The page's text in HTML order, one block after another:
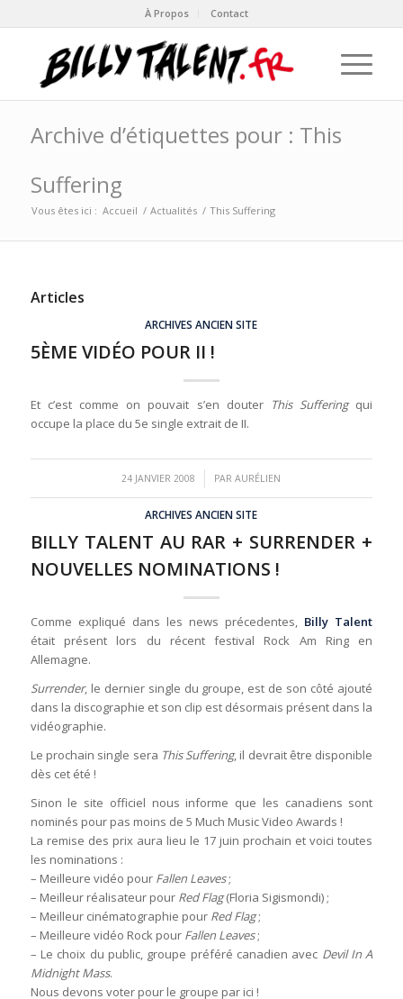
À Propos Contact
Archive d’étiquettes pour : This
Suffering
Vous êtes ici : Accueil / Actualités / This Suffering
Articles
ARCHIVES ANCIEN SITE
5ÈME VIDÉO POUR II !
Et c’est comme on pouvait s’en douter This Sufferingqui
occupe la place du 5e single extrait de II.
24 JANVIER 2008
/ PARAURÉLIEN
ARCHIVES ANCIEN SITE
BILLY TALENT AU RAR + SURRENDER +
NOUVELLES NOMINATIONS !
Comme expliqué dans les news précedentes, Billy Talent
était présent lors du récent festival Rock Am Ring en
Allemagne.
Surrender, le dernier single du groupe, est de son côté ajouté
dans la discographie et son clip est désormais présent dans la
vidéographie.
Le prochain single sera This Suffering, il devrait être disponible
dès cet été !
Sinon le site officiel nous informe que les canadiens sont
nominés pour pas moins de 5 Much Music Video Awards !
La remise des prix aura lieu le 17 juin prochain et voici toutes
les nominations :
– Meilleure vidéo pour Fallen Leaves;
– Meilleur réalisateur pour Red Flag(Floria Sigismondi) ;
– Meilleur cinématographie pour Red Flag;
– Meilleure vidéo Rock pour Fallen Leaves;
– Le choix du public, groupe préféré canadien avec Devil In A
Midnight Mass.
Nous devons voter pour le groupe par ici !